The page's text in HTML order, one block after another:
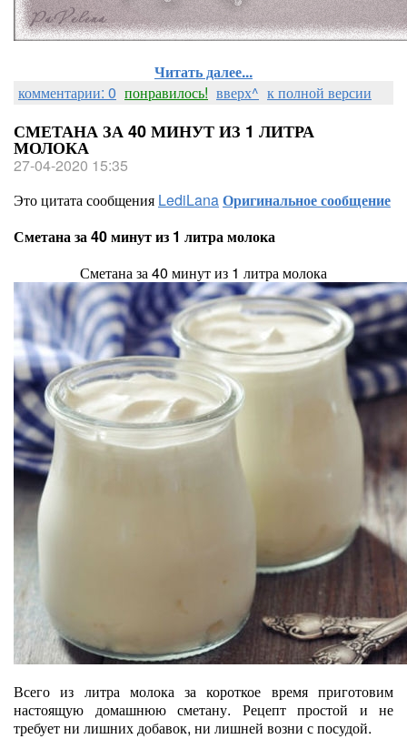
Читать далее...
комментарии: 0 понравилось! вверх^ к полной версии
СМЕТАНА ЗА 40 МИНУТ ИЗ 1 ЛИТРА
МОЛОКА
27-04-2020 15:35
Это цитата сообщения LediLanaОригинальное сообщение
Сметана за 40 минут из 1 литра молока
Сметана за 40 минут из 1 литра молока
Всего из литра молока за короткое время приготовим
настоящую домашнюю сметану. Рецепт простой и не
требует ни лишних добавок, ни лишней возни с посудой.